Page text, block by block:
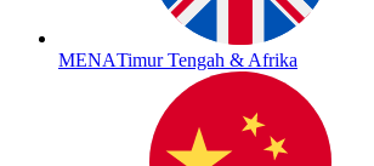
MENATimur Tengah & Afrika